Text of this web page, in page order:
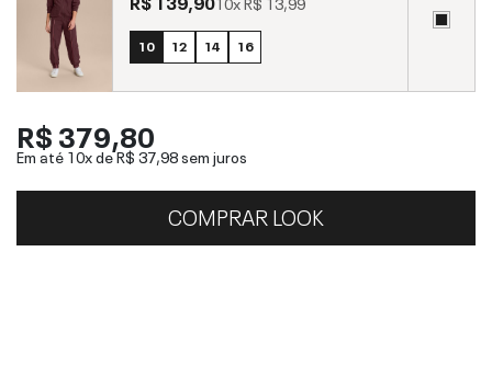
10 12 14 16
R$ 379,80
Em até 10x deR$ 37,98sem juros
COMPRAR LOOK